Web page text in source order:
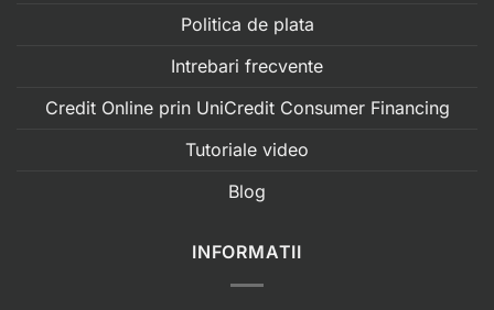
Politica de plata
Intrebari frecvente
Credit Online prin UniCredit Consumer Financing
Tutoriale video
Blog
INFORMATII